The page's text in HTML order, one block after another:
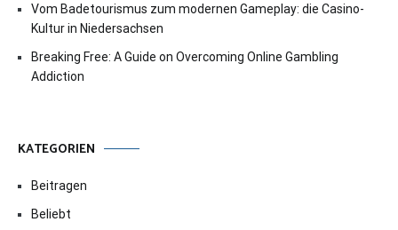
Vom Badetourismus zum modernen Gameplay: die Casino-
Kultur in Niedersachsen
Breaking Free: A Guide on Overcoming Online Gambling
Addiction
KATEGORIEN
Beitragen
Beliebt